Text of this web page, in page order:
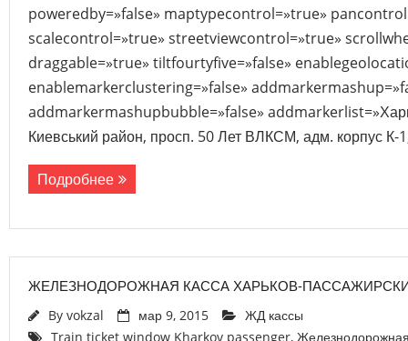
poweredby=»false» maptypecontrol=»true»
scalecontrol=»true» streetviewcontrol=»true»
draggable=»true» tiltfourtyfive=»false»
enablemarkerclustering=»false»
addmarkermashupbubble=»false»
Киевський район, просп. 50 Лет ВЛКСМ, адм. корпус
Подробнее
ЖЕЛЕЗНОДОРОЖНАЯ КАССА ХАРЬКОВ-
By vokzal мар 9, 2015
ЖД кассы
Train ticket window Kharkov passenger,